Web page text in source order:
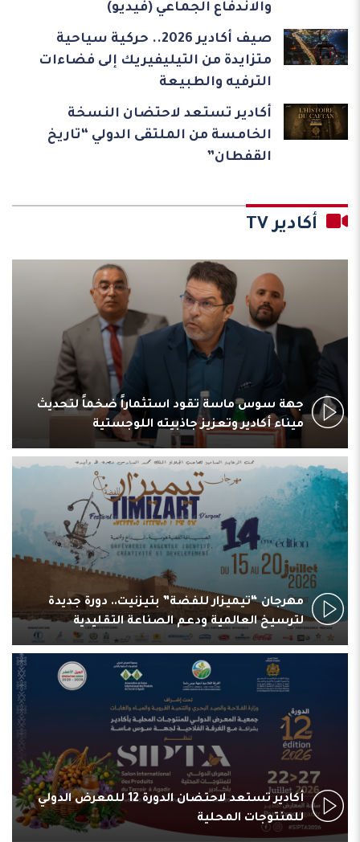
والاندفاع الجماعي (فيديو)
صيف أكادير 2026.. حركية سياحية
متزايدة من التيليفيريك إلى فضاءات
الترفيه والطبيعة
أكادير تستعد لاحتضان النسخة
الخامسة من الملتقى الدولي “تاريخ
القفطان”
أكادير TV
جهة سوس ماسة تقود استثماراً ضخماً لتحديث
ميناء أكادير وتعزيز جاذبيته اللوجستية
مهرجان “تيميزار للفضة” بتيزنيت.. دورة جديدة
لترسيخ العالمية ودعم الصناعة التقليدية
أكادير تستعد لاحتضان الدورة 12 للمعرض الدولي
للمنتوجات المحلية